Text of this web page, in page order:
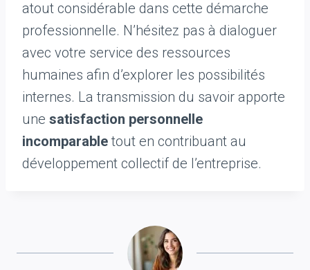
atout considérable dans cette démarche
professionnelle. N’hésitez pas à dialoguer
avec votre service des ressources
humaines afin d’explorer les possibilités
internes. La transmission du savoir apporte
une satisfaction personnelle
incomparable tout en contribuant au
développement collectif de l’entreprise.